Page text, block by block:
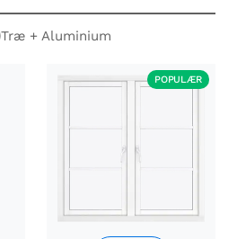
Træ + Aluminium
POPULÆR